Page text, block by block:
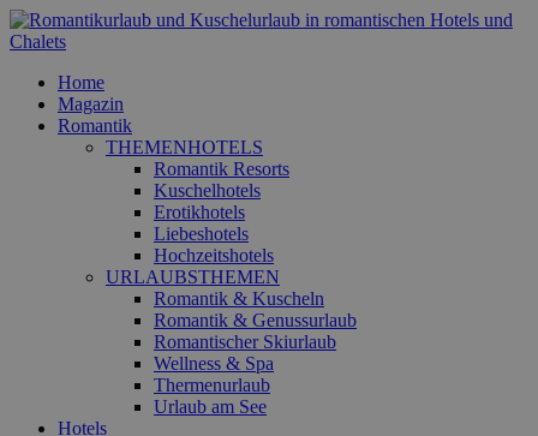
Home
Magazin
Romantik
THEMENHOTELS
Romantik Resorts
Kuschelhotels
Erotikhotels
Liebeshotels
Hochzeitshotels
URLAUBSTHEMEN
Romantik & Kuscheln
Romantik & Genussurlaub
Romantischer Skiurlaub
Wellness & Spa
Thermenurlaub
Urlaub am See
Hotels